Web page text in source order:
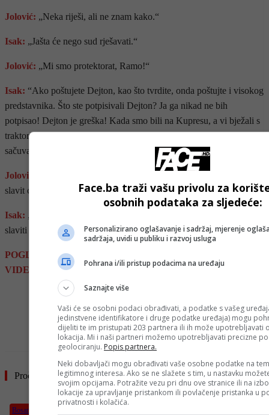
Jolović: „Neka riješi, ali ne znam kako.“
Isak: „Jašta će nego sud rješavati.“
Jolović: „Mi smo protektorat, Ramo!“
Isak: “Ako poštujete Dejton, kao što tvrdite, onda poštujte i visokog
predstavnika. Što ste potpisivali Dejton? Ja ga nikad ne bih
potpisao! Dejton je greška! Kada smo bili na Kupresu, a vi bježali s
traktorima i konjskim kolima, naši potpisali Dejton. Da Bog
sačuva.“
Jolović:
slavit ćemo 9. januar.“
Isak: „Ljude ne zanima taj praznik. Nemaju šta da jedu. Ne trebate
slaviti 9. januar!“
POGLEDAJTE ŽESTOKO SUČELJAVANJE NA
VIDEOLINKU.
Pročitajte još
Bosanski vjestnik
Face.ba traži vašu privolu za
osobnih podataka za sljedeće:
Personalizirano oglašavanje i sadržaj, mjerenje
sadržaja, uvidi u publiku i razvoj usluga
Pohrana i/ili pristup podacima na uređaju
Saznajte više
Vaši će se osobni podaci obrađivati, a podatke s vašeg
jedinstvene identifikatore i druge podatke uređaja) mogu
dijeliti te im pristupati 203 partnera ili ih može upotrebljavati
lokacija. Mi i naši partneri možemo upotrebljavati precizne
geolociranju. Popis partnera.
Neki dobavljači mogu obrađivati vaše osobne podatke na
legitimnog interesa. Ako se ne slažete s tim, u nastavku
svojim opcijama. Potražite vezu pri dnu ove stranice ili na
lokacije za upravljanje pristankom ili povlačenje pristanka u
privatnosti i kolačića.